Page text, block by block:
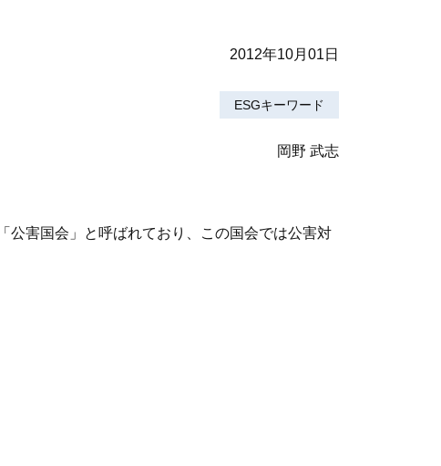
2012年10月01日
ESGキーワード
岡野 武志
公害国会」と呼ばれており、この国会では公害対